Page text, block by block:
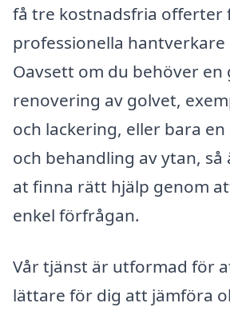
få tre kostnadsfria offerter
professionella
Oavsett om du behöver en
renovering av golvet,
och lackering, eller bara
och behandling av ytan,
at finna rätt hjälp genom
enkel förfrågan.
Vår tjänst är utformad för
lättare för dig att jämföra